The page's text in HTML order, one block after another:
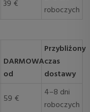
39 €
roboczych
DARMOWA
od
Przybliżony
czas
dostawy
59 €
4–8 dni
roboczych